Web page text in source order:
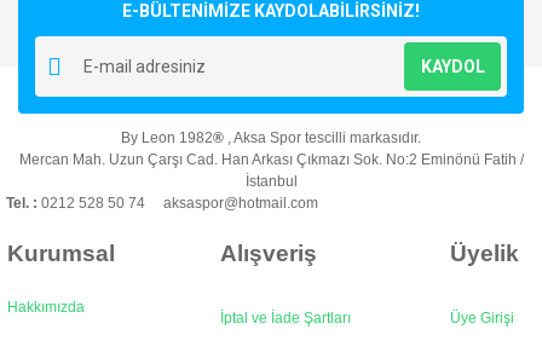
Yorum Yaz
Ürün resmi kalitesiz, bozuk veya görüntülenemiyor.
Ürün açıklamasında eksik bilgiler bulunuyor.
Ürün bilgilerinde hatalar bulunuyor.
Ürün fiyatı diğer sitelerden daha pahalı.
Bu ürüne benzer farklı alternatifler olmalı.
E-BÜLTENİMİZE KAYDOLABİLİRSİNİZ!
KAYDOL
By Leon 1982® , Aksa Spor tescilli markasıdır.
Mercan Mah. Uzun Çarşı Cad. Han Arkası Çıkmazı Sok. No:2 Eminönü Fatih /
İstanbul
Tel. : 0212 528 50 74 aksaspor@hotmail.com
Kurumsal Alışveriş Üyelik
Hakkımızda
İptal ve İade Şartları Üye Girişi